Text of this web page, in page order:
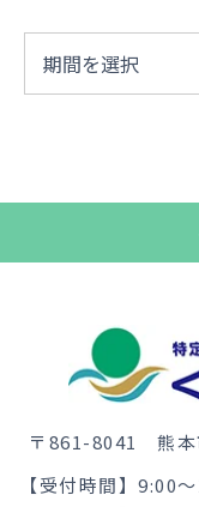
〒861-8041 熊
【受付時間】 9:00